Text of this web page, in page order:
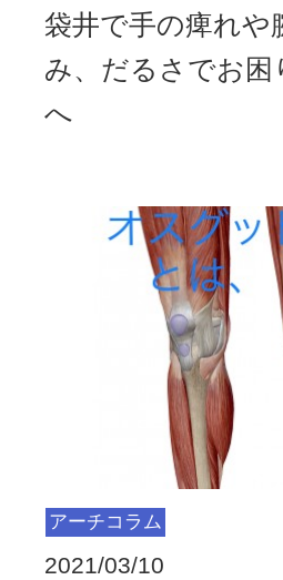
袋井で手の痺れや
み、だるさでお困
へ
アーチコラム
2021/03/10